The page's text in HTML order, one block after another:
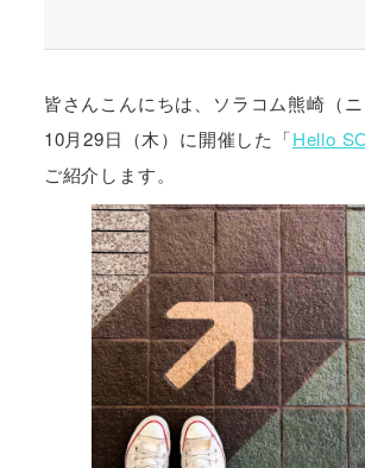
皆さんこんにちは、ソラコム熊崎（
10月29日（木）に開催した「Hello
ご紹介します。